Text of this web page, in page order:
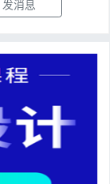
发消息